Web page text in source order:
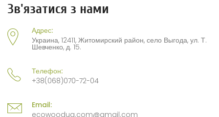
Зв'язатися з нами
Адрес:
Украина, 12411, Житомирский район, село Выгода, ул. Т.
Шевченко, д. 15.
Телефон:
+38(068)070-72-04
Email:
ecowoodua.com@gmail.com